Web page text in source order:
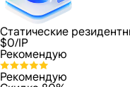
Статические
$0/IP
Рекомендую
Рекомендую